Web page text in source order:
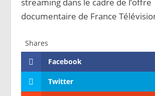
streaming dans le cadre de l’offre
documentaire de France
Shares
Facebook
Twitter